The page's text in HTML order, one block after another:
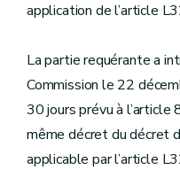
application de l’article
La partie requérante a
Commission le 22
30 jours prévu à l’article
même décret du décret
applicable par l’article